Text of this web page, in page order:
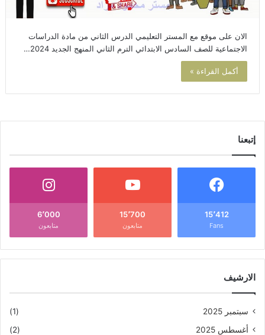
الان على موقع مع المستر التعليمي الدرس الثاني من مادة الدراسات
الاجتماعية للصف السادس الابتدائي الترم الثاني المنهج الجديد 2024…
أكمل القراءة »
إتبعنا
15٬412
Fans
15٬700
متابعون
6٬000
متابعون
الارشيف
سبتمبر 2025
(1)
أغسطس 2025
(2)